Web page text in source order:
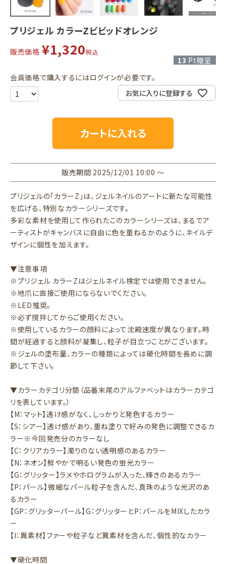
プリジェル カラーZビビッドオレンジ
販売価格 ¥1,320税込
13 Pt贈呈
会員価格で購入するにはログインが必要です。
お気に入りに登録する
カートに入れる
販売期間 2025/12/01 10:00〜
プリジェルの「カラーZ」は、ジェルネイルのアートに新たな可能性
を広げる、特別なカラーシリーズです。
多彩な素材を使用して作られたこのカラーシリーズは、まるでア
ーティストがキャンバスに自由に色を重ねるかのように、ネイルデ
ザインに個性を加えます。
▼注意事項
※プリジェル カラーZはジェルネイル検定では使用できません。
※地爪に直接ご使用にならないでください。
※LED推奨。
※必ず撹拌してからご使用ください。
※使用しているカラーの顔料によって沈殿速度が異なります。時
間が経過すると顔料が凝集し、粒子が目立つことがございます。
※ジェルの塗布量、カラーの種類によっては硬化時間を長めに調
節して下さい。
▼カラーカテゴリ分類（品番末尾のアルファベットはカラーカテゴ
リを表しています。）
【M：マット】透け感がなく、しっかりと発色するカラー
【S：シアー】透け感があり、重ね塗りで好みの発色に調整できるカ
ラー※今回発売分のカラーなし
【C：クリアカラー】濁りのない透明感のあるカラー
【N：ネオン】鮮やかで明るい発色の蛍光カラー
【G：グリッター】ラメやホログラムが入った、輝きのあるカラー
【P：パール】微細なパール粒子を含んだ、真珠のような光沢のあ
るカラー
【GP：グリッターパール】G：グリッターとP：パールをMIXしたカラ
ー
【I：異素材】ファーや粒子など異素材を含んだ、個性的なカラー
▼硬化時間